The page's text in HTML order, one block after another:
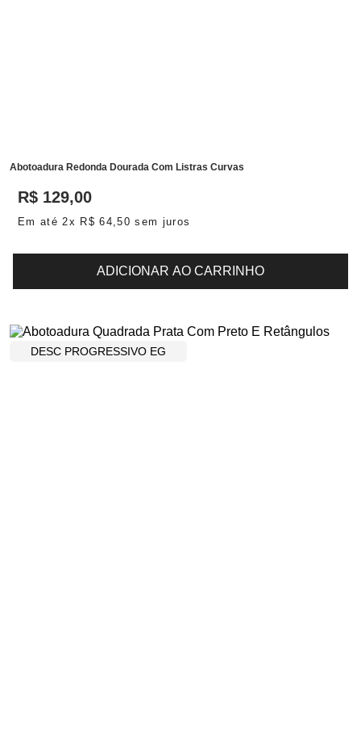
Abotoadura Redonda Dourada Com Listras Curvas
R$ 129,00
Em até2x R$ 64,50 sem juros
ADICIONAR AO CARRINHO
DESC PROGRESSIVO EG